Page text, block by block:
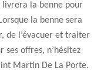
livrera la benne pour
la benne sera
de l’évacuer et traiter
ses offres, n’hésitez
Martin De La Porte.